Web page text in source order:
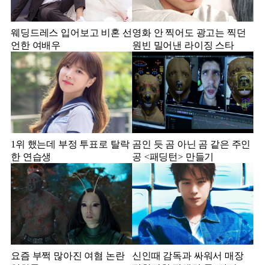
웨딩드레스 입어보고 비혼 선
언한 여배우
영화 안 찍어도 광고는 찍던
원빈 밀어낸 라이징 스타
1위 했는데 부정 투표로 탈락
한 연습생
곰인 듯 곰 아닌 곰 같은 주인
공 <패딩턴> 만들기
요즘 부쩍 많아진 여혐 논란
신인때 감독과 싸워서 매장